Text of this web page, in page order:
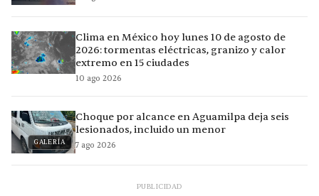
Clima en México hoy lunes 10 de agosto de
2026: tormentas eléctricas, granizo y calor
extremo en 15 ciudades
10 ago 2026
GALERÍA
Choque por alcance en Aguamilpa deja seis
lesionados, incluido un menor
7 ago 2026
PUBLICIDAD